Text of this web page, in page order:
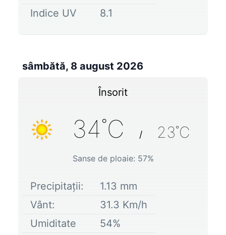
Indice UV
8.1
sâmbătă, 8 august 2026
Însorit
34˚C / 23˚C
Sanse de ploaie: 57%
Precipitații: 1.13 mm
Vânt:
31.3 Km/h
Umiditate
54%